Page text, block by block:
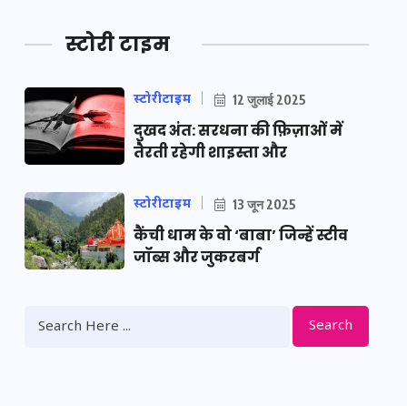
स्टोरी टाइम
स्टोरीटाइम 12 जुलाई 2025
दुखद अंत: सरधना की फ़िज़ाओं में
तैरती रहेगी शाइस्ता और
स्टोरीटाइम 13 जून 2025
कैंची धाम के वो ‘बाबा’ जिन्हें स्टीव
जॉब्स और जुकरबर्ग
Search